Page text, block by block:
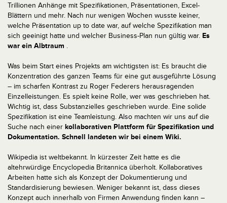
Trillionen Anhänge mit Spezifikationen, Präsentationen, Excel-
Blättern und mehr. Nach nur wenigen Wochen wusste keiner,
welche Präsentation up to date war, auf welche Spezifikation man
sich geeinigt hatte und welcher Business-Plan nun gültig war. Es
war ein Albtraum .
Was beim Start eines Projekts am wichtigsten ist: Es braucht die
Konzentration des ganzen Teams für eine gut ausgeführte Lösung
– im scharfen Kontrast zu Roger Federers herausragenden
Einzelleistungen. Es spielt keine Rolle, wer was geschrieben hat.
Wichtig ist, dass Substanzielles geschrieben wurde. Eine solide
Spezifikation ist eine Teamleistung. Also machten wir uns auf die
Suche nach einer kollaborativen Plattform für Spezifikation und
Dokumentation. Schnell landeten wir bei einem Wiki.
Wikipedia ist weltbekannt. In kürzester Zeit hatte es die
altehrwürdige Encyclopedia Britannica überholt. Kollaboratives
Arbeiten hatte sich als Konzept der Dokumentierung und
Standardisierung bewiesen. Weniger bekannt ist, dass dieses
Konzept auch innerhalb von Firmen Anwendung finden kann –